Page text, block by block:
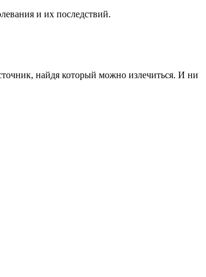
и их последствий.
найдя который можно излечиться. И ни